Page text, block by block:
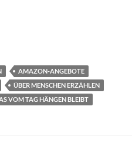
AMAZON-ANGEBOTE
ÜBER MENSCHEN ERZÄHLEN
VOM TAG HÄNGEN BLEIBT